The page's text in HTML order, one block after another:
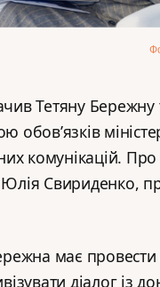
Тетяну
обов’язків
комунікацій.
Юлія Свириденко,
має провести
діалог із